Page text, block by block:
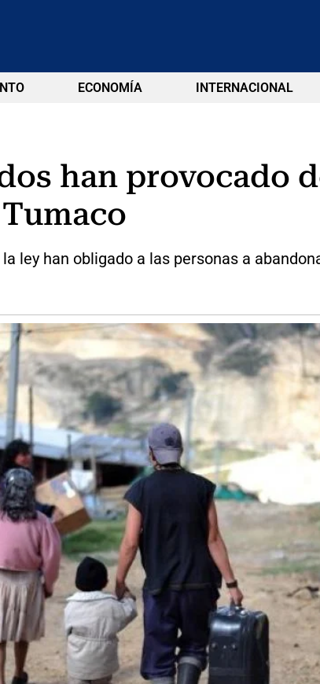
ECONOMÍA INTERNACIONAL
han provocado
ley han obligado a las personas a